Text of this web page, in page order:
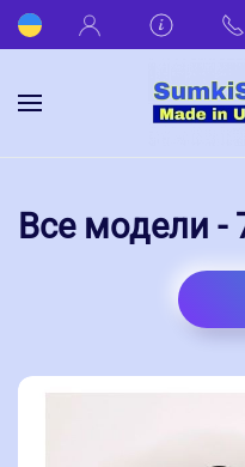
Все модели -